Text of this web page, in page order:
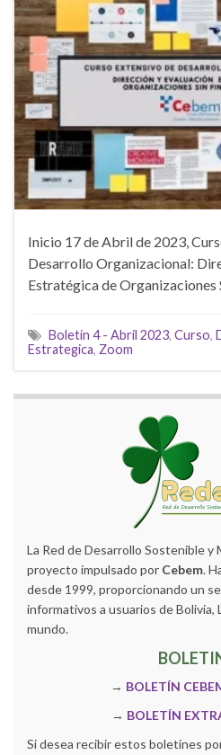
Inicio 17 de Abril de 2023,
Desarrollo Organizacional:
Estratégica de Organizaciones
Boletín 4 - Abril 2023, Curso,
Estrategica, Zoom
La Red de Desarrollo Sostenible y
proyecto impulsado por Cebem.
desde 1999, proporcionando un
informativos a usuarios de Bolivia,
mundo.
→ BOLETÍN
→ BOLETÍN
Si desea recibir estos boletines